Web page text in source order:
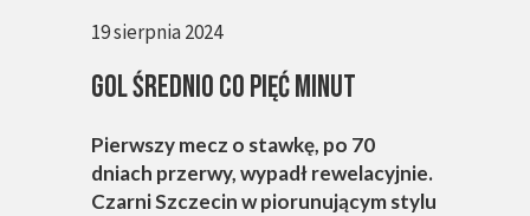
Pierwszy mecz o stawkę, po 70
dniach przerwy, wypadł rewelacyjnie.
Czarni Szczecin w piorunującym stylu
GOL ŚREDNIO CO PIĘĆ MINUT
19 sierpnia 2024